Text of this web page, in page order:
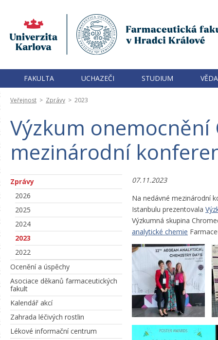
FAKULTA UCHAZEČI STUDIUM
Veřejnost > Zprávy > 2023
Výzkum onemocnění
mezinárodní
Zprávy
2026
2025
2024
2023
2022
Ocenění a úspěchy
Asociace děkanů farmaceutických
fakult
Kalendář akcí
Zahrada léčivých rostlin
Lékové informační centrum
07.11.2023
Na nedávné mezinárodní
Istanbulu prezentovala
Výzkumná skupina
analytické chemie